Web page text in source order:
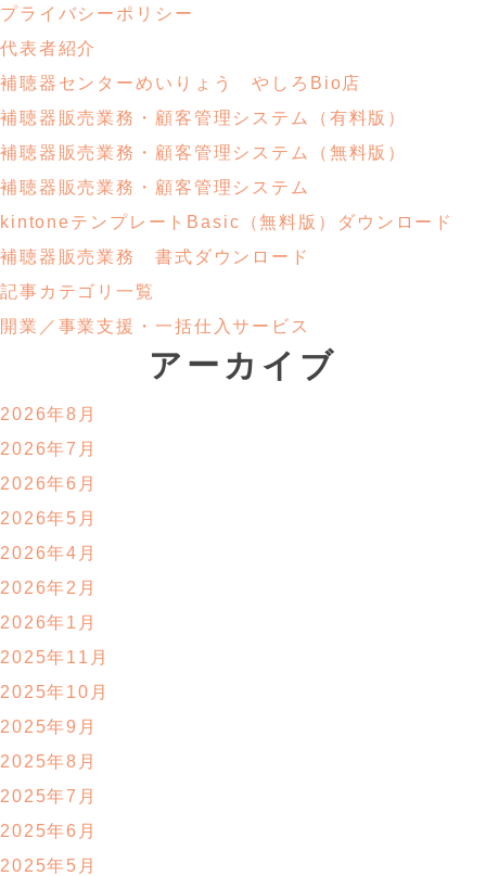
プライバシーポリシー
代表者紹介
補聴器センターめいりょう やしろBio店
補聴器販売業務・ 顧客管理システム
（有料版）
補聴器販売業務・ 顧客管理システム
（無料版）
補聴器販売業務・顧客管理システム
kintoneテンプレートBasic （無料版）ダウンロード
補聴器販売業務
書式ダウンロード
記事カテゴリ一覧
開業／事業支援・ 一括仕入サービス
アーカイブ
2026年8月
2026年7月
2026年6月
2026年5月
2026年4月
2026年2月
2026年1月
2025年11月
2025年10月
2025年9月
2025年8月
2025年7月
2025年6月
2025年5月